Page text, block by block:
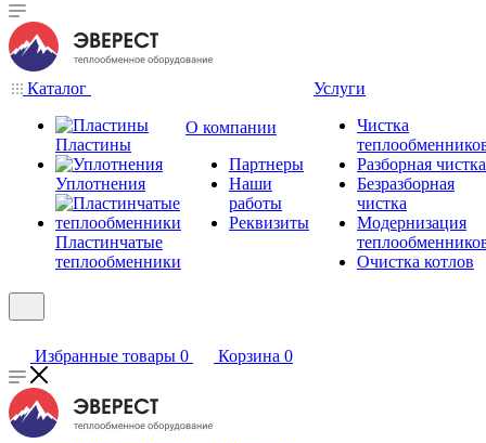
Каталог
Пластины
Уплотнения
Пластинчатые
теплообменники
О компании
Партнеры
Наши
работы
Реквизиты
Услуги
Чистка
Разборная чистка
Безразборная
чистка
Модернизация
Очистка котлов
Избранные товары 0 Корзина 0